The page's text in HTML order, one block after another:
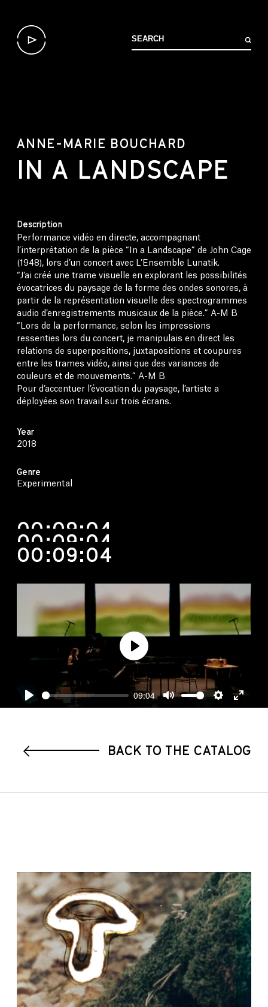
ANNE-MARIE BOUCHARD
IN A LANDSCAPE
Description
Performance vidéo en directe, accompagnant
l’interprétation de la pièce “In a Landscape” de John Cage
(1948), lors d’un concert avec L’Ensemble Lunatik.
“J’ai créé une trame visuelle en explorant les possibilités
évocatrices du paysage de la forme des ondes sonores, à
partir de la représentation visuelle des spectrogrammes
audio d’enregistrements musicaux de la pièce.” A-M B
“Lors de la performance, selon les impressions
ressenties lors du concert, je manipulais en direct les
relations de superpositions, juxtapositions et coupures
entre les trames vidéo, ainsi que des variances de
couleurs et de mouvements.” A-M B
Pour d’accentuer l’évocation du paysage, l’artiste a
déployées son travail sur trois écrans.
Year
2018
Genre
Experimental
00:09:04
00:09:04
00:09:04
Play
09:04
Mute
SettingsEnter
Play
BACK TO THE CATALOG